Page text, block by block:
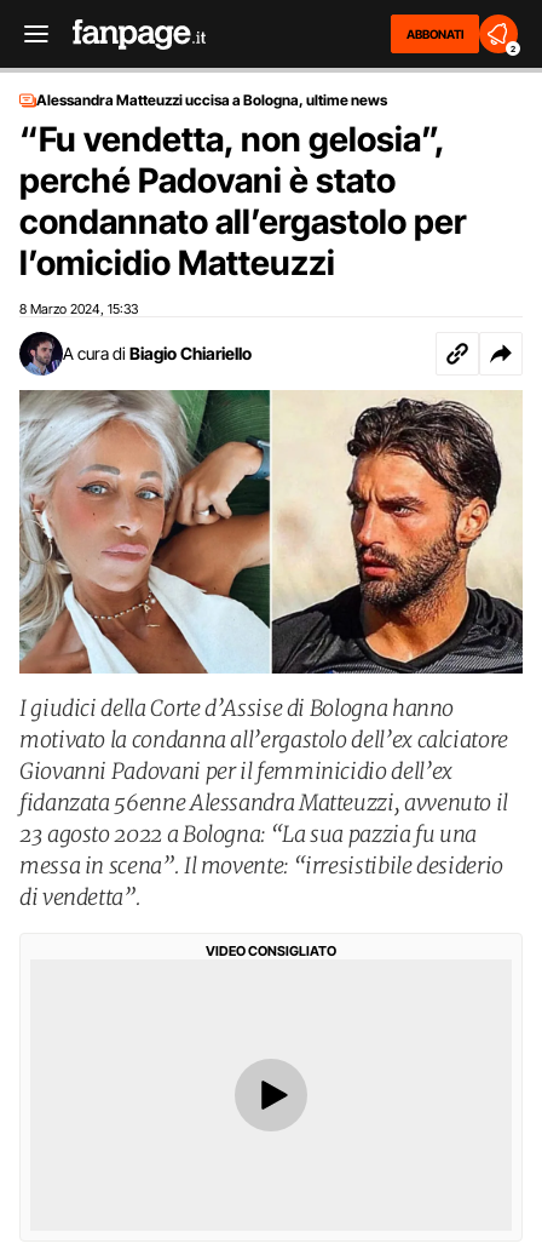
ABBONATI
2
Alessandra Matteuzzi uccisa a Bologna, ultime news
“Fu vendetta, non gelosia”,
perché Padovani è stato
condannato all’ergastolo per
l’omicidio Matteuzzi
8 Marzo 2024 15:33
A cura di Biagio Chiariello
I giudici della Corte d’Assise di Bologna hanno
motivato la condanna all’ergastolo dell’ex calciatore
Giovanni Padovani per il femminicidio dell’ex
fidanzata 56enne Alessandra Matteuzzi, avvenuto il
23 agosto 2022 a Bologna: “La sua pazzia fu una
messa in scena”. Il movente: “irresistibile desiderio
di vendetta”.
VIDEO CONSIGLIATO